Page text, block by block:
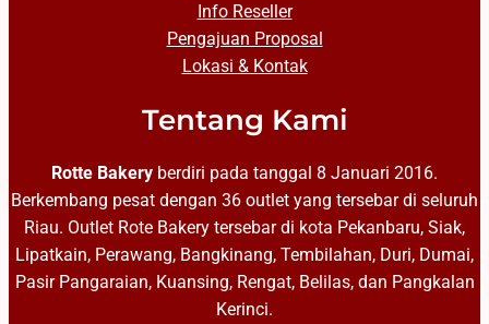
Info Reseller
Pengajuan Proposal
Lokasi & Kontak
Tentang Kami
Rotte Bakery berdiri pada tanggal 8 Januari 2016.
Berkembang pesat dengan 36 outlet yang tersebar di seluruh
Riau. Outlet Rote Bakery tersebar di kota Pekanbaru, Siak,
Lipatkain, Perawang, Bangkinang, Tembilahan, Duri, Dumai,
Pasir Pangaraian, Kuansing, Rengat, Belilas, dan Pangkalan
Kerinci.